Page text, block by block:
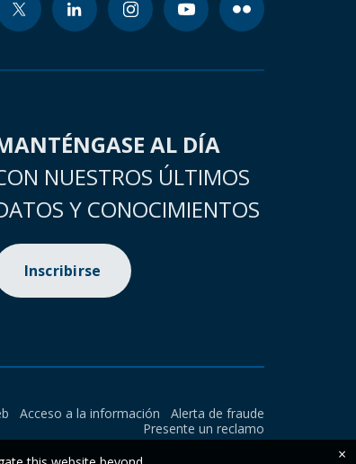
AL DÍA
NUESTROS ÚLTIMOS
Y CONOCIMIENTOS
Inscribirse
Acceso a la información
Alerta de fraude
Presente un reclamo
×